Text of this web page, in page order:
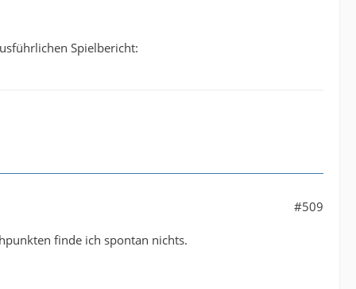
Spielbericht:
#509
finde ich spontan nichts.